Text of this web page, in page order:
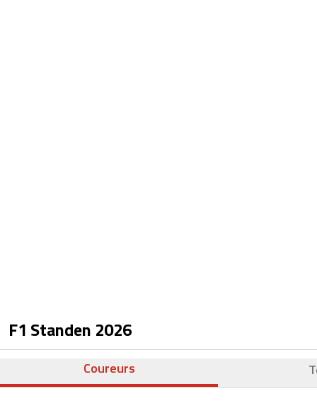
F1 Standen 2026
Coureurs